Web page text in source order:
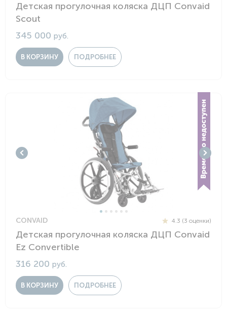
Детская прогулочная коляска ДЦП Convaid
Scout
345 000 руб.
В КОРЗИНУ ПОДРОБНЕЕ
CONVAID 4.3 (3 оценки)
Детская прогулочная коляска ДЦП Convaid
Ez Convertible
316 200 руб.
В КОРЗИНУ ПОДРОБНЕЕ